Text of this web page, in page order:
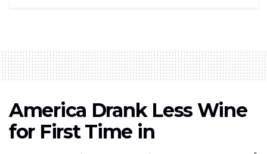
America Drank Less Wine
for First Time in